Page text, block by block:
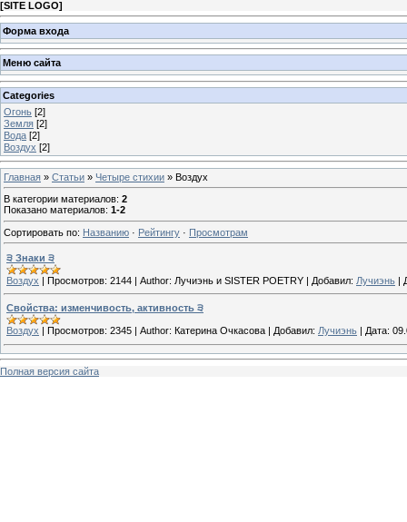
[SITE LOGO]
Форма входа
Меню сайта
Categories
Огонь [2]
Земля [2]
Вода [2]
Воздух [2]
Главная » Статьи » Четыре стихии » Воздух
В категории материалов: 2
Показано материалов: 1-2
Сортировать по: Названию · Рейтингу · Просмотрам
੩ Знаки ੩
Воздух | Просмотров: 2144 | Author: Лучиэнь и SISTER POETRY | Добавил: Лучиэнь |
Свойства: изменчивость, активность ੩
Воздух Просмотров: 2345 Author: Катерина Очкасова Добавил: Лучиэнь Дата:
Полная версия сайта